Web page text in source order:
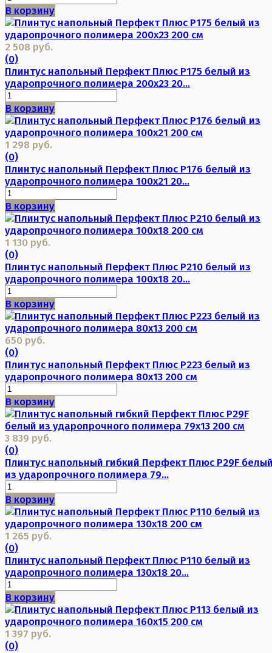
В корзину
2 508 руб.
(0)
Плинтус напольный Перфект Плюс P175 белый из
ударопрочного полимера 200х23 20...
В корзину
1 298 руб.
(0)
Плинтус напольный Перфект Плюс P176 белый из
ударопрочного полимера 100х21 20...
В корзину
1 130 руб.
(0)
Плинтус напольный Перфект Плюс P210 белый из
ударопрочного полимера 100х18 20...
В корзину
650 руб.
(0)
Плинтус напольный Перфект Плюс P223 белый из
ударопрочного полимера 80х13 200 см
В корзину
3 839 руб.
(0)
Плинтус напольный гибкий Перфект Плюс P29F
из ударопрочного полимера 79...
В корзину
1 265 руб.
(0)
Плинтус напольный Перфект Плюс P110 белый из
ударопрочного полимера 130х18 20...
В корзину
1 397 руб.
(0)